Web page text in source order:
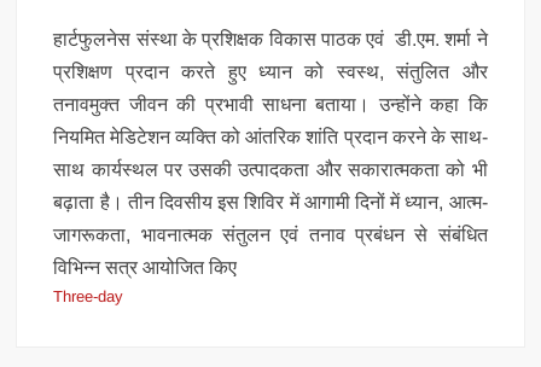
हार्टफुलनेस संस्था के प्रशिक्षक विकास पाठक एवं डी.एम. शर्मा ने
प्रशिक्षण प्रदान करते हुए ध्यान को स्वस्थ, संतुलित और
तनावमुक्त जीवन की प्रभावी साधना बताया। उन्होंने कहा कि
नियमित मेडिटेशन व्यक्ति को आंतरिक शांति प्रदान करने के साथ-
साथ कार्यस्थल पर उसकी उत्पादकता और सकारात्मकता को भी
बढ़ाता है। तीन दिवसीय इस शिविर में आगामी दिनों में ध्यान, आत्म-
जागरूकता, भावनात्मक संतुलन एवं तनाव प्रबंधन से संबंधित
विभिन्न सत्र आयोजित किए
Three-day